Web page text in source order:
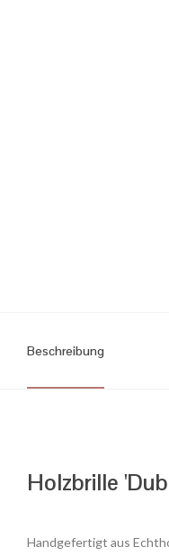
Beschreibung
Holzbrille
Handgefertigt aus